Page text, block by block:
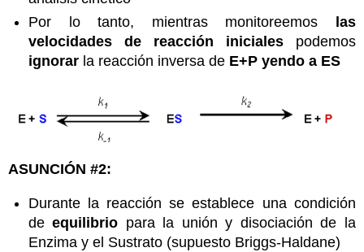
Por lo tanto, mientras monitoreemos las
velocidades de reacción inicialespodemos
ignorar la reacción inversa de E+P yendo a ES
ASUNCIÓN #2:
Durante la reacción se establece una condición
deequilibrio para la unión y disociación de la
Enzima y el Sustrato (supuesto Briggs-Haldane)